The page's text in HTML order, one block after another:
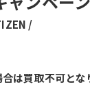
/
は買取不可とな